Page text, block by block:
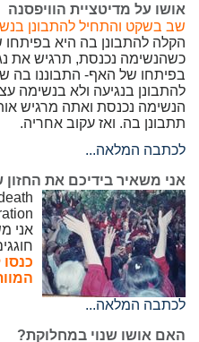
אושו על מדיטציית הוויפסנה
שב בשקט והתחיל להתבונן
הקלה להתבונן בה היא
כשהנשימה נכנסת, תרגיש את
בפיתחו של האף- התבוננו בה
להתבונן בנגיעה ולא בנשימה
הנשימה נכנסת ואתה מרגיש
תתבונן בה. ואז עקוב אחריה.
לכתבה המלאה...
אני משאיר בידיכם את החזון
אני
כנסו
לכתבה המלאה...
האם אושו שנוי במחלוקת?